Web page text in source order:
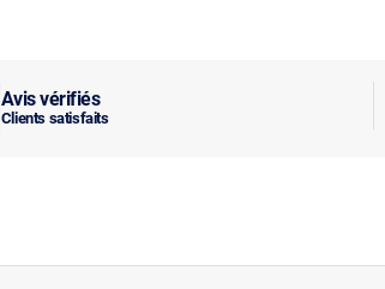
Avis vérifiés
Clients satisfaits